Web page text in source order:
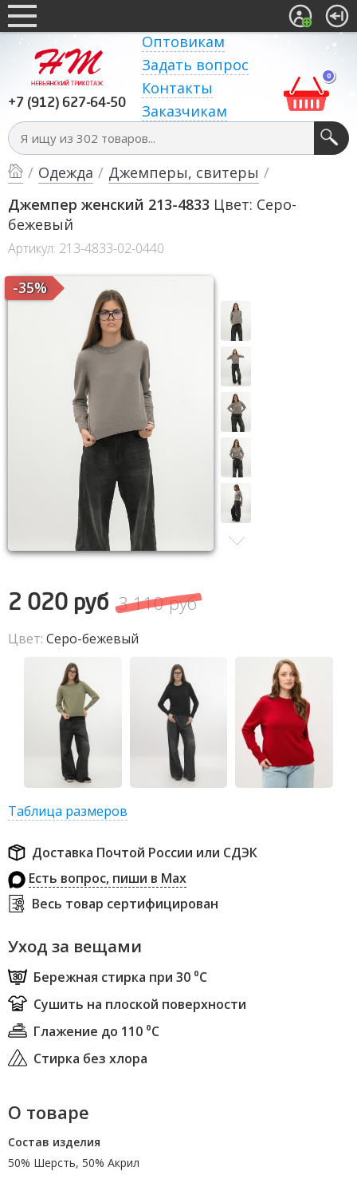
+7 (912) 627-64-50
Оптовикам
Задать вопрос
Контакты
Заказчикам
0
/ Одежда / Джемперы, свитеры /
Джемпер женский 213-4833 Цвет: Серо-
бежевый
Артикул: 213-4833-02-0440
-35%
2 020 руб 3 110 руб
Цвет: Серо-бежевый
Таблица размеров
Доставка Почтой России или СДЭК
Есть вопрос, пиши в Max
Весь товар сертифицирован
Уход за вещами
Бережная стирка при 30 ⁰С
Сушить на плоской поверхности
Глажение до 110 ⁰С
Стирка без хлора
О товаре
Состав изделия
50% Шерсть, 50% Акрил